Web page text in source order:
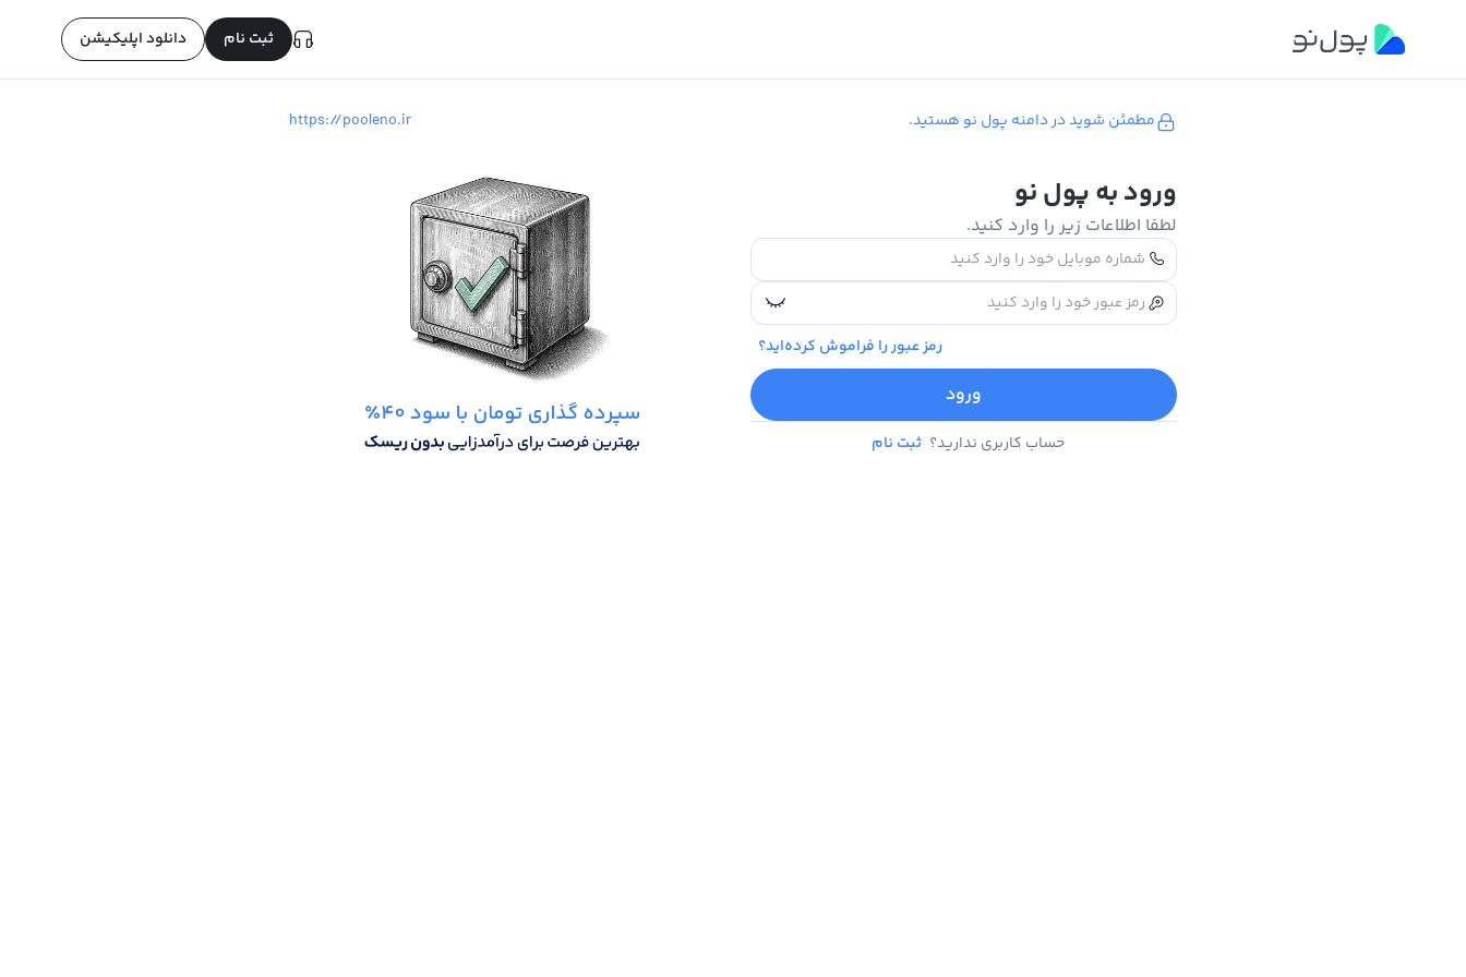
ثبت نام دانلود اپلیکیشن
مطمئن شوید در دامنه پول نو هستید. https://pooleno.ir
ورود به پول نو
لطفا اطلاعات زیر را وارد کنید.
رمز عبور را فراموش کرده‌اید؟
ورود
حساب کاربری ندارید؟ ثبت نام